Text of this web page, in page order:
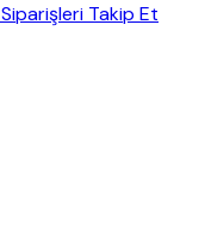
Siparişleri Takip Et